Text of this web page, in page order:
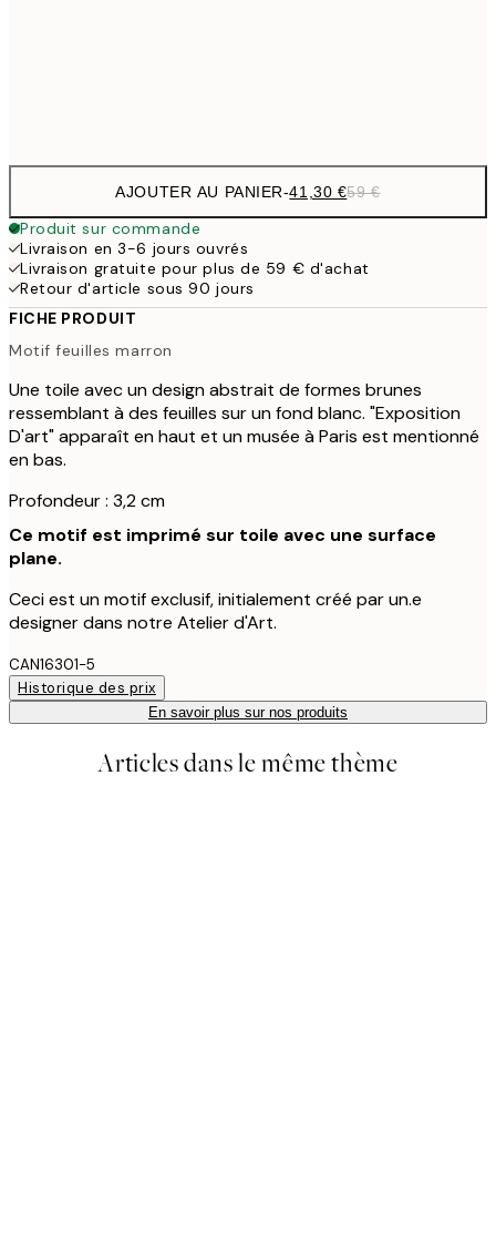
AJOUTER AU PANIER-41,30 €59 €
Produit sur commande
Livraison en 3-6 jours ouvrés
Livraison gratuite pour plus de 59 € d'achat
Retour d'article sous 90 jours
FICHE PRODUIT
Motif feuilles marron
Une toile avec un design abstrait de formes brunes
ressemblant à des feuilles sur un fond blanc. "Exposition
D'art" apparaît en haut et un musée à Paris est mentionné
en bas.
Profondeur : 3,2 cm
Ce motif est imprimé sur toile avec une surface
plane.
Ceci est un motif exclusif, initialement créé par un.e
designer dans notre Atelier d'Art.
CAN16301-5
Historique des prix
En savoir plus sur nos produits
Articles dans le même thème